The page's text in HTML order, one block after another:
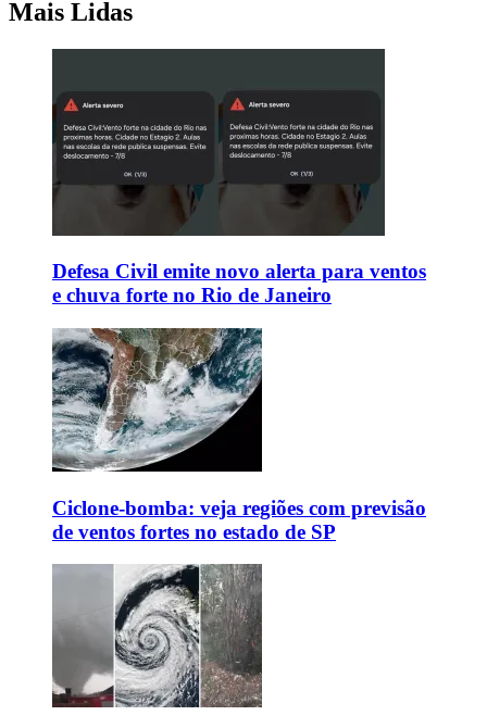
Mais Lidas
Defesa Civil emite novo alerta para ventos
e chuva forte no Rio de Janeiro
Ciclone-bomba: veja regiões com previsão
de ventos fortes no estado de SP